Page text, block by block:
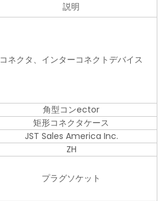
説明
コネクタ、インターコネクトデバイス
角型コンector
矩形コネクタケース
JST Sales America Inc.
ZH
プラグソケット